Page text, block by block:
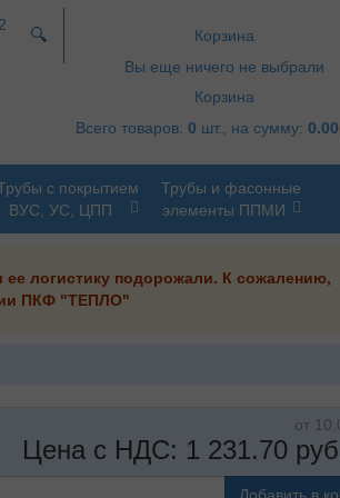
Корзина
Вы еще ничего не выбрали
Корзина
Всего товаров: 0 шт., на сумму: 0.00
🔍
с покрытием
ВУС, УС, ЦПП
Трубы и фасонные
элементы ППМИ
логистику подорожали. К сожалению,
ПКФ "ТЕПЛО"
от
Цена с НДС: 1 231.70